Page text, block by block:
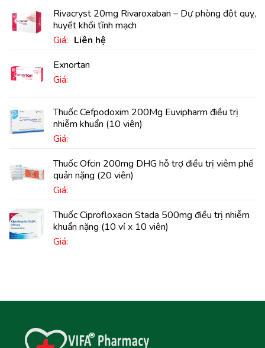
Rivacryst 20mg Rivaroxaban – Dự phòng đột quỵ,
huyết khối tĩnh mạch
Giá: Liên hệ
Exnortan
Giá:
Thuốc Cefpodoxim 200Mg Euvipharm điều trị
nhiễm khuẩn (10 viên)
Giá:
Thuốc Ofcin 200mg DHG hỗ trợ điều trị viêm phế
quản nặng (20 viên)
Giá:
Thuốc Ciprofloxacin Stada 500mg điều trị nhiễm
khuẩn nặng (10 vỉ x 10 viên)
Giá: